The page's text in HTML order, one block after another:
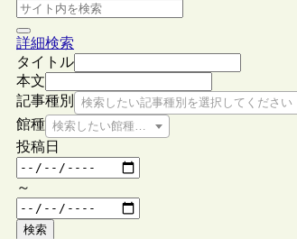
詳細検索
タイトル
本文
記事種別
検索したい記事種別を選択してください
館種 検索したい館種を選択してください
投稿日
～
検索